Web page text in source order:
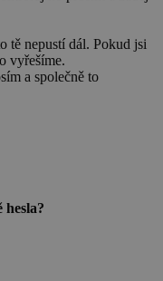
tě nepustí dál. Pokud jsi
vyřešíme.
a společně to
hesla?